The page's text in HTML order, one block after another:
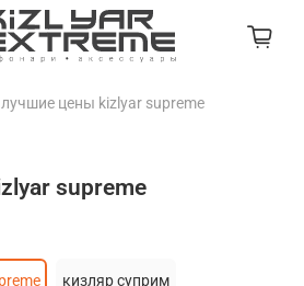
лучшие цены kizlyar supreme
supreme
кизляр суприм